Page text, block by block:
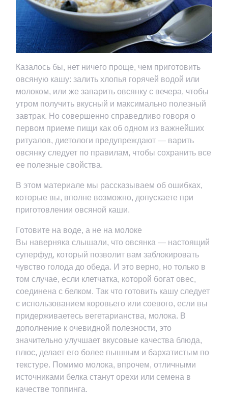
Казалось бы, нет ничего проще, чем приготовить
овсяную кашу: залить хлопья горячей водой или
молоком, или же запарить овсянку с вечера, чтобы
утром получить вкусный и максимально полезный
завтрак. Но совершенно справедливо говоря о
первом приеме пищи как об одном из важнейших
ритуалов, диетологи предупреждают — варить
овсянку следует по правилам, чтобы сохранить все
ее полезные свойства.
В этом материале мы рассказываем об ошибках,
которые вы, вполне возможно, допускаете при
приготовлении овсяной каши.
Готовите на воде, а не на молоке
Вы наверняка слышали, что овсянка — настоящий
суперфуд, который позволит вам заблокировать
чувство голода до обеда. И это верно, но только в
том случае, если клетчатка, которой богат овес,
соединена с белком. Так что готовить кашу следует
с использованием коровьего или соевого, если вы
придерживаетесь вегетарианства, молока. В
дополнение к очевидной полезности, это
значительно улучшает вкусовые качества блюда,
плюс, делает его более пышным и бархатистым по
текстуре. Помимо молока, впрочем, отличными
источниками белка станут орехи или семена в
качестве топпинга.